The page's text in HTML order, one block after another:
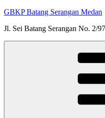
Skip
content
GBKP Batang Serangan Medan
Jl. Sei Batang Serangan No. 2/